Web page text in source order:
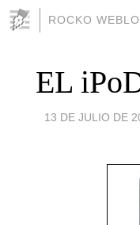
ROCKO
EL
13 DE JULIO DE